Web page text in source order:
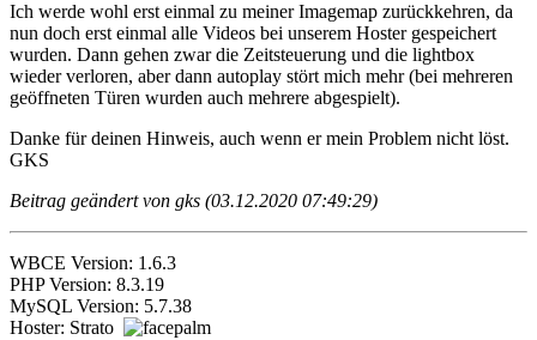
Ich werde wohl erst einmal zu meiner Imagemap zurückkehren, da
nun doch erst einmal alle Videos bei unserem Hoster gespeichert
wurden. Dann gehen zwar die Zeitsteuerung und die lightbox
wieder verloren, aber dann autoplay stört mich mehr (bei mehreren
geöffneten Türen wurden auch mehrere abgespielt).
Danke für deinen Hinweis, auch wenn er mein Problem nicht löst.
GKS
Beitrag geändert von gks (03.12.2020 07:49:29)
WBCE Version: 1.6.3
PHP Version: 8.3.19
MySQL Version: 5.7.38
Hoster: Strato